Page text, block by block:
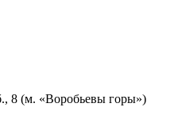
8 (м. «Воробьевы горы»)